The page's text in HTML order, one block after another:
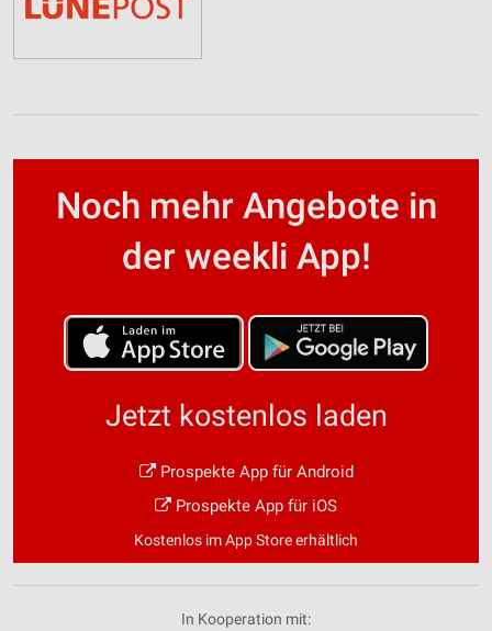
Noch mehr Angebote in
der weekli App!
Jetzt kostenlos laden
Prospekte App für Android
Prospekte App für iOS
Kostenlos im App Store erhältlich
In Kooperation mit: